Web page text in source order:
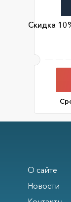
Скидка
О сайте
Новости